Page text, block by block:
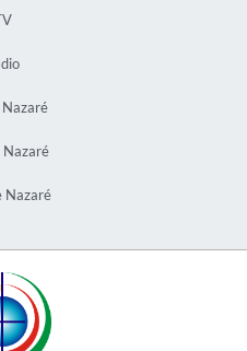
Nazaré
Nazaré
Nazaré